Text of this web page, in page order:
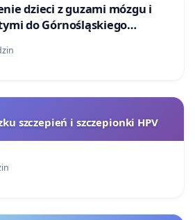
dzieci z guzami mózgu i
do Górnośląskiego
Dziecka w Katowicach
szczepień i szczepionki HPV